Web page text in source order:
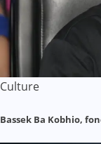
Culture
Bassek Ba Kobhio,